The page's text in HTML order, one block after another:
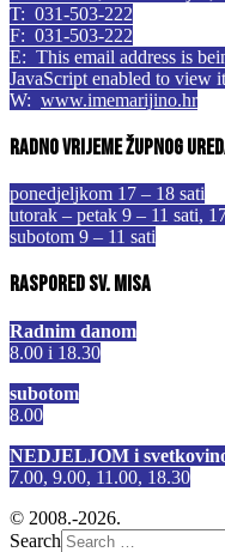
T: 031-503-222
F: 031-503-222
E: This email address is
JavaScript enabled to view
W: www.imemarijino.hr
Radno vrijeme župnog
ponedjeljkom 17 – 18 sati
utorak – petak 9 – 11 sati,
subotom 9 – 11 sati
Raspored sv. misa
Radnim danom
8.00 i 18.30
subotom
8.00
NEDJELJOM i
7.00, 9.00, 11.00, 18.30
© 2008.-2026.
Search